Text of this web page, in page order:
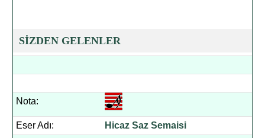
SİZDEN GELENLER
Nota:
Eser Adı:
Hicaz Saz Semaisi